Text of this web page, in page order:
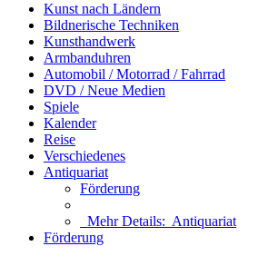
Kunst nach Ländern
Bildnerische Techniken
Kunsthandwerk
Armbanduhren
Automobil / Motorrad / Fahrrad
DVD / Neue Medien
Spiele
Kalender
Reise
Verschiedenes
Antiquariat
Förderung
Mehr Details: Antiquariat
Förderung